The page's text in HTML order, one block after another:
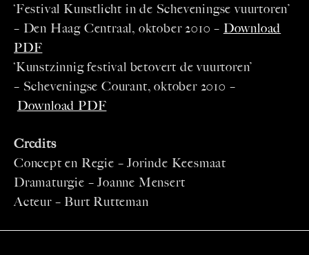
‘Festival Kunstlicht in de Scheveningse vuurtoren’
– Den Haag Centraal, oktober 2010 – Download
PDF
‘Kunstzinnig festival betovert de vuurtoren’
– Scheveningse Courant, oktober 2010 –
Download PDF
Credits
Concept en Regie – Jorinde Keesmaat
Dramaturgie – Joanne Mensert
Acteur – Burt Rutteman